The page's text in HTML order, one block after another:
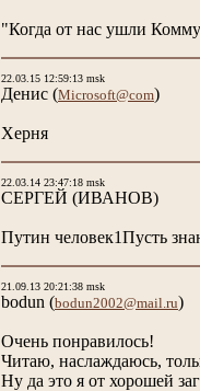
"Когда от нас ушли
22.03.15 12:59:13 msk
Денис (Microsoft@com)
Херня
22.03.14 23:47:18 msk
СЕРГЕЙ (ИВАНОВ)
Путин человек1Пусть
21.09.13 20:21:38 msk
bodun (bodun2002@mail.ru)
Очень понравилось!
Читаю, наслаждаюсь,
Ну да это я от хорошей